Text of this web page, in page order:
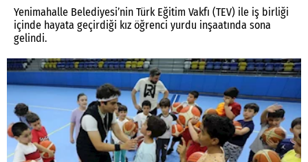
Yenimahalle Belediyesi’nin Türk Eğitim Vakfı (TEV) ile iş birliği
içinde hayata geçirdiği kız öğrenci yurdu inşaatında sona
gelindi.